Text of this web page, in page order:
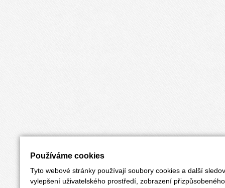
Používáme cookies
Tyto webové stránky používají soubory cookies a další
vylepšení uživatelského prostředí, zobrazení